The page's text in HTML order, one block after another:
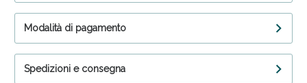
Modalità di pagamento
Spedizioni e consegna